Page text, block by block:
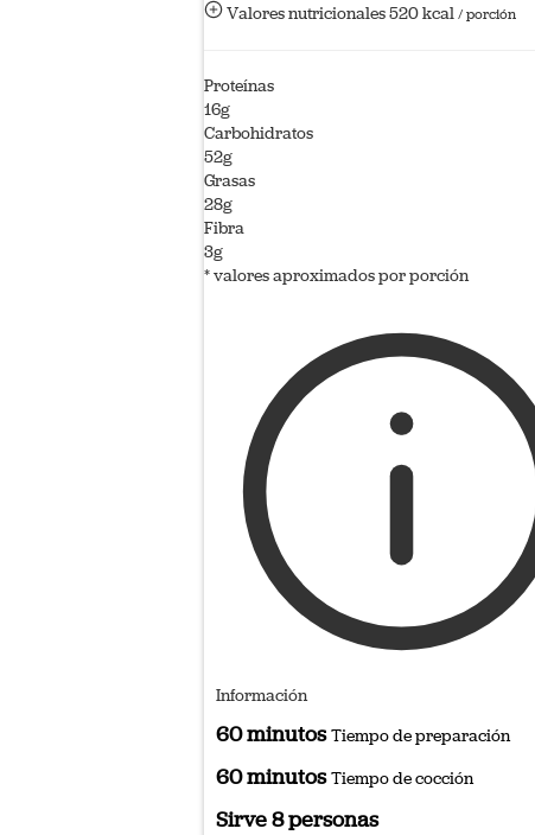
Valores nutricionales520 kcal/ porción
Proteínas
16g
Carbohidratos
52g
Grasas
28g
Fibra
3g
* valores aproximados por porción
Información
60 minutosTiempo de preparación
60 minutosTiempo de cocción
Sirve 8 personas